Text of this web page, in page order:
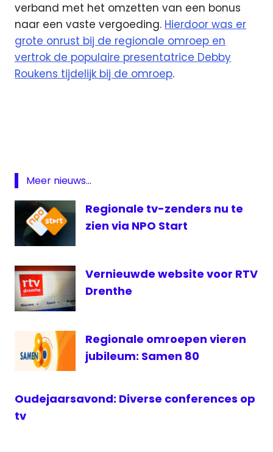
verband met het omzetten van een bonus
naar een vaste vergoeding. Hierdoor was er
grote onrust bij de regionale omroep en
vertrok de populaire presentatrice Debby
Roukens tijdelijk bij de omroep.
West
regionale
omroep
Meer nieuws...
Regionale tv-zenders nu te
zien via NPO Start
Vernieuwde website voor RTV
Drenthe
Regionale omroepen vieren
jubileum: Samen 80
Oudejaarsavond: Diverse conferences op
tv